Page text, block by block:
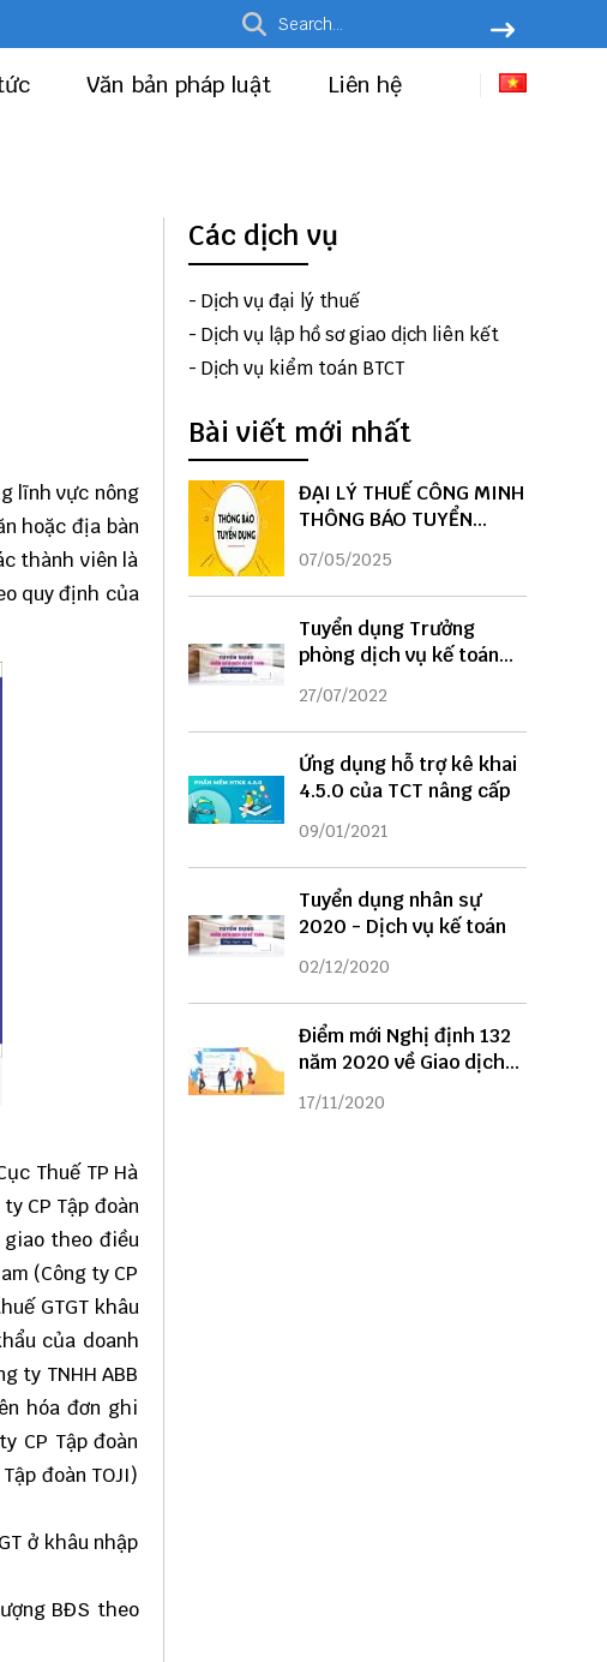
Văn bản pháp luật Liên hệ
lĩnh vực nông
hoặc địa bàn
thành viên là
quy định của
Thuế TP Hà
CP Tập đoàn
theo điều
(Công ty CP
GTGT khâu
của doanh
ty TNHH ABB
hóa đơn ghi
CP Tập đoàn
đoàn TOJI)
ở khâu nhập
BĐS theo
Các dịch vụ
- Dịch vụ đại lý thuế
- Dịch vụ lập hồ sơ giao dịch liên kết
- Dịch vụ kiểm toán BTCT
Bài viết mới nhất
ĐẠI LÝ THUẾ CÔNG MINH
THÔNG BÁO TUYỂN
DỤNG
07/05/2025
Tuyển dụng Trưởng
phòng dịch vụ kế toán
năm 2022
27/07/2022
Ứng dụng hỗ trợ kê khai
4.5.0 của TCT nâng cấp
09/01/2021
Tuyển dụng nhân sự
2020 - Dịch vụ kế toán
02/12/2020
Điểm mới Nghị định 132
năm 2020 về Giao dịch
liên kết
17/11/2020